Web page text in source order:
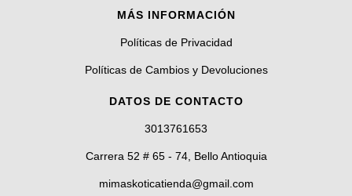
MÁS INFORMACIÓN
Políticas de Privacidad
Políticas de Cambios y Devoluciones
DATOS DE CONTACTO
3013761653
Carrera 52 # 65 - 74, Bello Antioquia
mimaskoticatienda@gmail.com